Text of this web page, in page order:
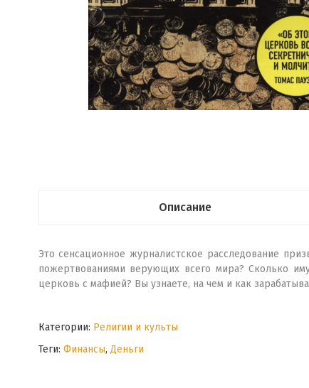
Описание
Это сенсационное журналистское расследование
пожертвованиями верующих всего мира? Сколько
церковь с мафией? Вы узнаете, на чем и как
Категории: Религии и культы
Теги: Финансы, Деньги